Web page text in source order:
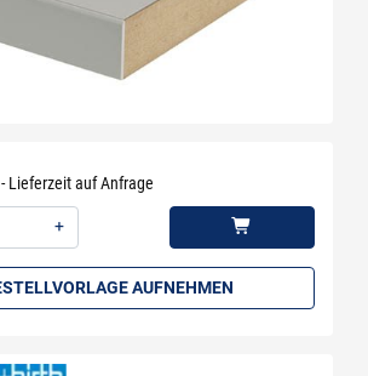
Lieferzeit auf Anfrage
+
AUFNEHMEN